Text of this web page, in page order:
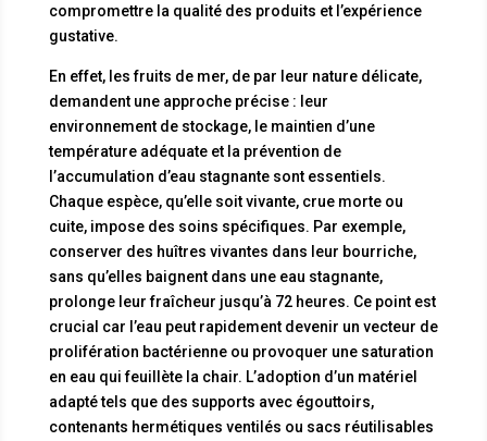
compromettre la qualité des produits et l’expérience
gustative.
En effet, les fruits de mer, de par leur nature délicate,
demandent une approche précise : leur
environnement de stockage, le maintien d’une
température adéquate et la prévention de
l’accumulation d’eau stagnante sont essentiels.
Chaque espèce, qu’elle soit vivante, crue morte ou
cuite, impose des soins spécifiques. Par exemple,
conserver des huîtres vivantes dans leur bourriche,
sans qu’elles baignent dans une eau stagnante,
prolonge leur fraîcheur jusqu’à 72 heures. Ce point est
crucial car l’eau peut rapidement devenir un vecteur de
prolifération bactérienne ou provoquer une saturation
en eau qui feuillète la chair. L’adoption d’un matériel
adapté tels que des supports avec égouttoirs,
contenants hermétiques ventilés ou sacs réutilisables